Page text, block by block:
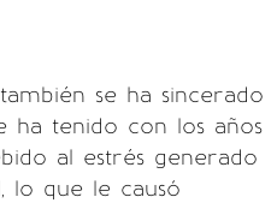
se ha sincerado
ha tenido con los años
al estrés generado
lo que le causó